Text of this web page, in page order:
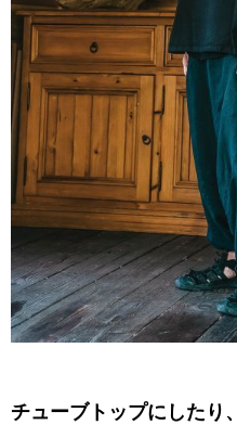
チューブトップにしたり